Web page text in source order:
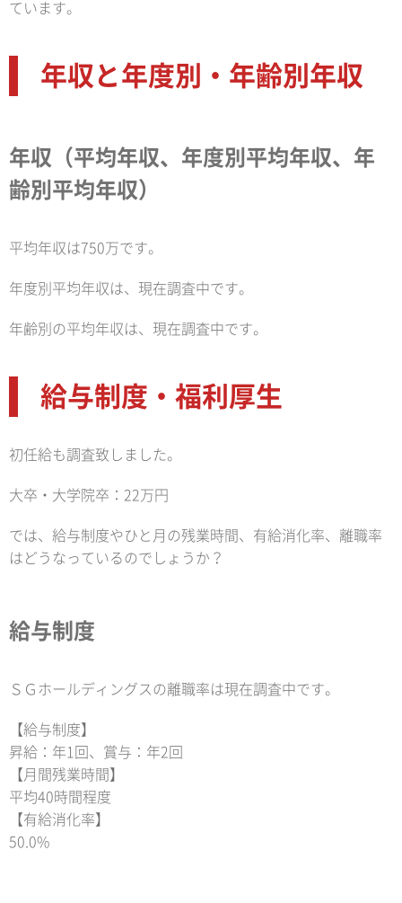
ています。
年収と年度別・年齢別年収
年収（平均年収、年度別平均年収、年
齢別平均年収）
平均年収は750万です。
年度別平均年収は、現在調査中です。
年齢別の平均年収は、現在調査中です。
給与制度・福利厚生
初任給も調査致しました。
大卒・大学院卒：22万円
では、給与制度やひと月の残業時間、有給消化率、離職率
はどうなっているのでしょうか？
給与制度
ＳＧホールディングスの離職率は現在調査中です。
【給与制度】
昇給：年1回、賞与：年2回
【月間残業時間】
平均40時間程度
【有給消化率】
50.0%